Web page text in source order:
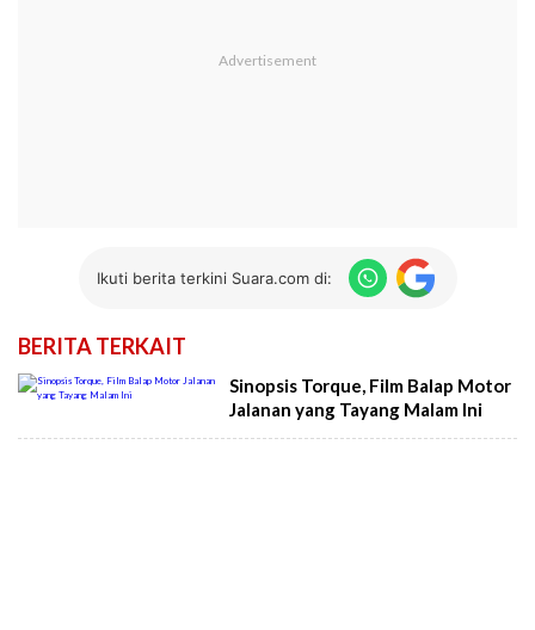
Ikuti berita terkini Suara.com di:
BERITA TERKAIT
Sinopsis Torque, Film Balap Motor
Jalanan yang Tayang Malam Ini